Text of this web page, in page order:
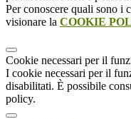
Per conoscere quali sono i
visionare la COOKIE
Cookie necessari per il
I cookie necessari per il
disabilitati. È possibile
policy.